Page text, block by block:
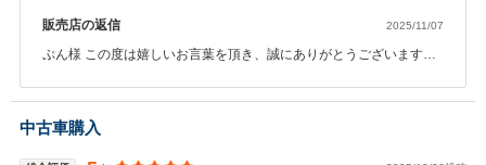
販売店の返信 2025/11/07
ぷん様 この度は嬉しいお言葉を頂き、誠にありがとうございます。
思っております。 今後とも末永くお付き合いいただけますよう、ス
タッフ一同努めてまいります。何かございましたらいつでもお気軽
にご相談くださいませ。
中古車購入